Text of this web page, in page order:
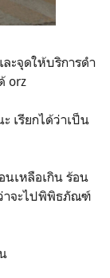
ะจุดให้บริการดำ
orz
เรียกได้ว่าเป็น
นเหลือเกิน ร้อน
าจะไปพิพิธภัณฑ์